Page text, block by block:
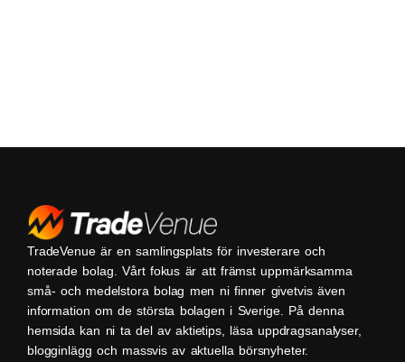
TradeVenue är en samlingsplats för investerare och
noterade bolag. Vårt fokus är att främst uppmärksamma
små- och medelstora bolag men ni finner givetvis även
information om de största bolagen i Sverige. På denna
hemsida kan ni ta del av aktietips, läsa uppdragsanalyser,
blogginlägg och massvis av aktuella börsnyheter.